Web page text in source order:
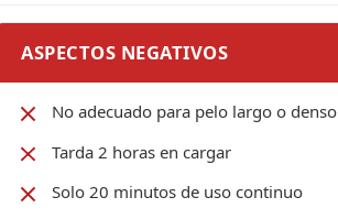
ASPECTOS NEGATIVOS
No adecuado para pelo largo o denso
Tarda 2 horas en cargar
Solo 20 minutos de uso continuo